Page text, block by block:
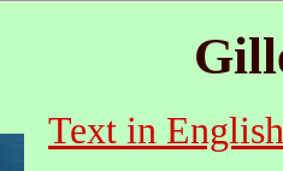
Text in English